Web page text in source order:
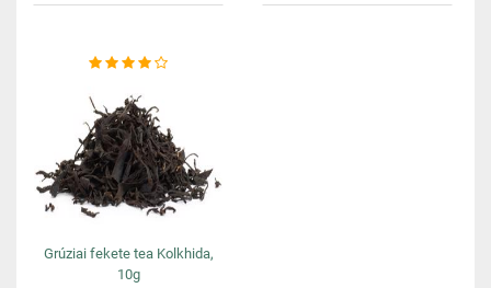
Grúziai fekete tea Kolkhida,
10g